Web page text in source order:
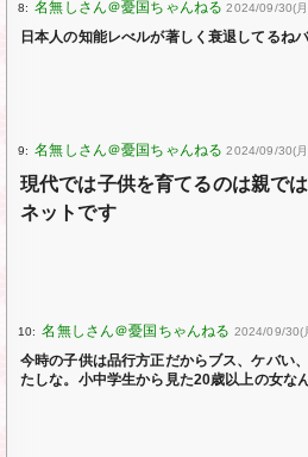
8: 2024/09/30(
日本人の知能レべルが著しく衰退してるね
9: 2024/09/30(
現代では子供を育てるのは親で
ネットです
10: 2024/09/30(
今時の子供は品行方正だからブス、ケバい
たしな。小中学生から見た20歳以上の女な